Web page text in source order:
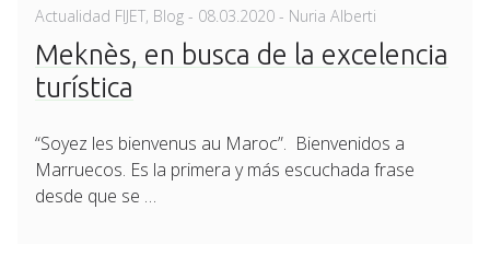
Actualidad FIJET, Blog - Posted
08.03.2020 - Nuria Alberti
Meknès, en busca de la excelencia
turística
“Soyez les bienvenus au Maroc”. Bienvenidos a
Marruecos. Es la primera y más escuchada frase
desde que se …